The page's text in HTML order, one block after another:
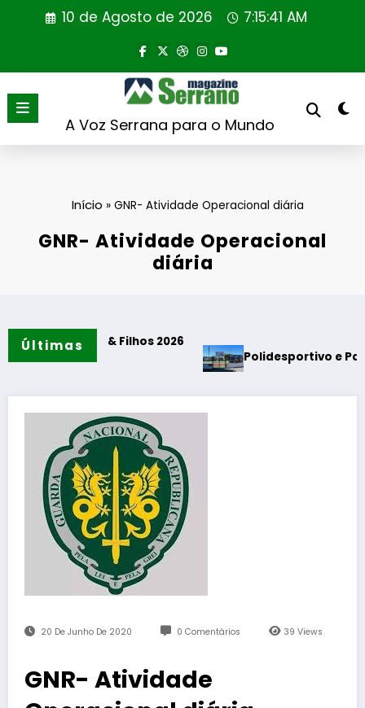
10 de Agosto de 2026 7:15:41 AM
A Voz Serrana para o Mundo
Início »GNR- Atividade Operacional diária
GNR- Atividade Operacional
diária
Últimas
& Filhos 2026
Polidesportivo e Parque de
20 De Junho De 2020 0 Comentários 39Views
GNR- Atividade